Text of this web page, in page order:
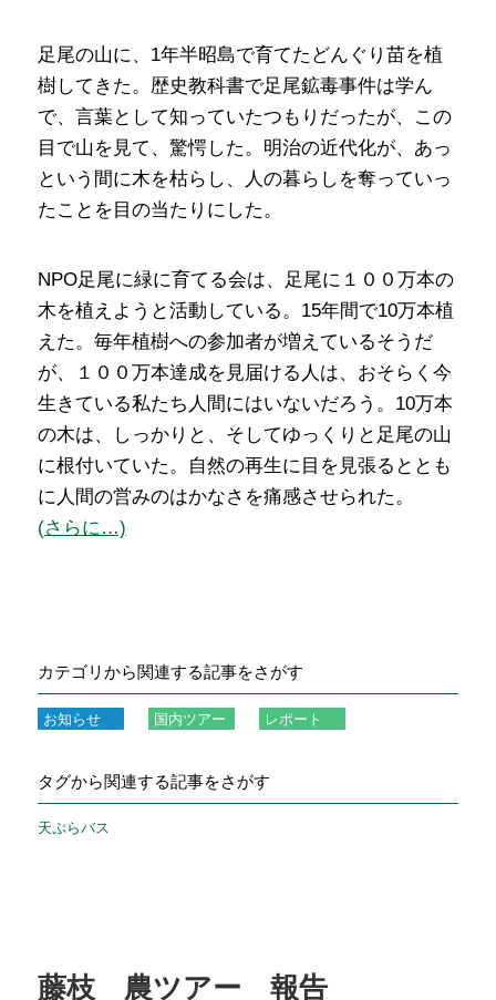
足尾の山に、1年半昭島で育てたどんぐり苗を植
樹してきた。歴史教科書で足尾鉱毒事件は学ん
で、言葉として知っていたつもりだったが、この
目で山を見て、驚愕した。明治の近代化が、あっ
という間に木を枯らし、人の暮らしを奪っていっ
たことを目の当たりにした。
NPO足尾に緑に育てる会は、足尾に１００万本の
木を植えようと活動している。15年間で10万本植
えた。毎年植樹への参加者が増えているそうだ
が、１００万本達成を見届ける人は、おそらく今
生きている私たち人間にはいないだろう。10万本
の木は、しっかりと、そしてゆっくりと足尾の山
に根付いていた。自然の再生に目を見張るととも
に人間の営みのはかなさを痛感させられた。
(さらに…)
カテゴリから関連する記事をさがす
お知らせ 国内ツアー レポート
タグから関連する記事をさがす
天ぷらバス
藤枝 農ツアー 報告